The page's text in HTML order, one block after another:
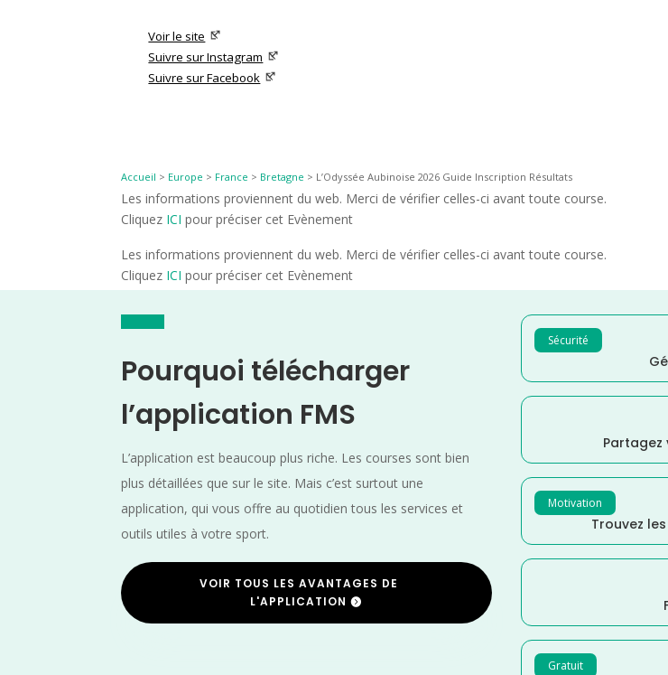
Voir le site
Suivre sur Instagram
Suivre sur Facebook
Accueil > Europe > France > Bretagne > L’Odyssée Aubinoise 2026 Guide Inscription Résultats
Les informations proviennent du web. Merci de vérifier celles-ci avant toute course.
Cliquez ICI pour préciser cet Evènement
Les informations proviennent du web. Merci de vérifier celles-ci avant toute course.
Cliquez ICI pour préciser cet Evènement
Pourquoi télécharger
l’application FMS
L’application est beaucoup plus riche. Les courses sont bien
plus détaillées que sur le site. Mais c’est surtout une
application, qui vous offre au quotidien tous les services et
outils utiles à votre sport.
VOIR TOUS LES AVANTAGES DE
L'APPLICATION
Sécurité
Partagez
Motivation
Trouvez
Gratuit